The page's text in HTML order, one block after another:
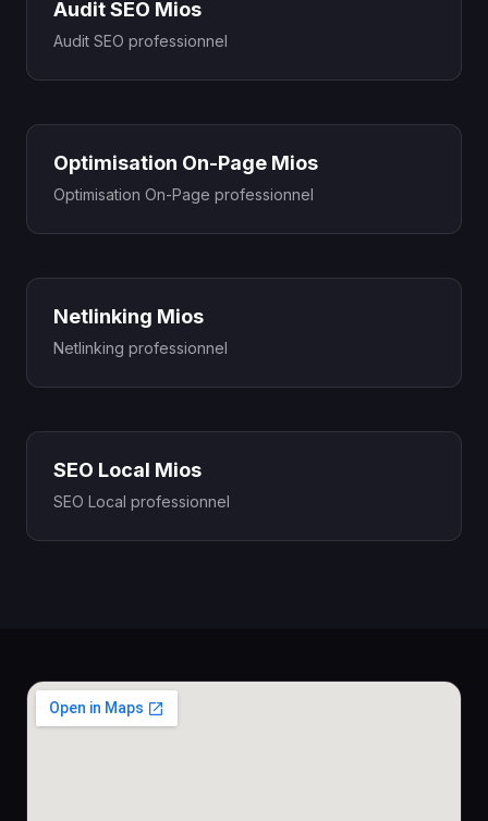
Audit SEO Mios
Audit SEO professionnel
Optimisation On-Page Mios
Optimisation On-Page professionnel
Netlinking Mios
Netlinking professionnel
SEO Local Mios
SEO Local professionnel